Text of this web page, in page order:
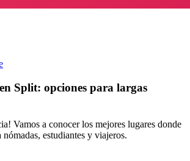
Split: opciones para largas
Vamos a conocer los mejores lugares donde
estudiantes y viajeros.